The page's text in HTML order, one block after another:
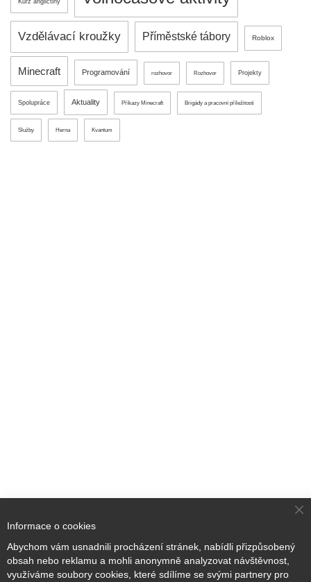
Kurz angličtiny
Vzdělávací kroužky Příměstské tábory Roblox
Minecraft Programování rozhovor Rozhovor Projekty
Spolupráce Aktuality Příkazy Minecraft Brigády a pracovní příležitosti
Služby Herna Kvantum
Přihlaste se k odběru novinek
Informace o cookies
Abychom vám usnadnili procházení stránek, nabídli přizpůsobený
obsah nebo reklamu a mohli anonymně analyzovat návštěvnost,
využíváme soubory cookies, které sdílíme se svými partnery pro